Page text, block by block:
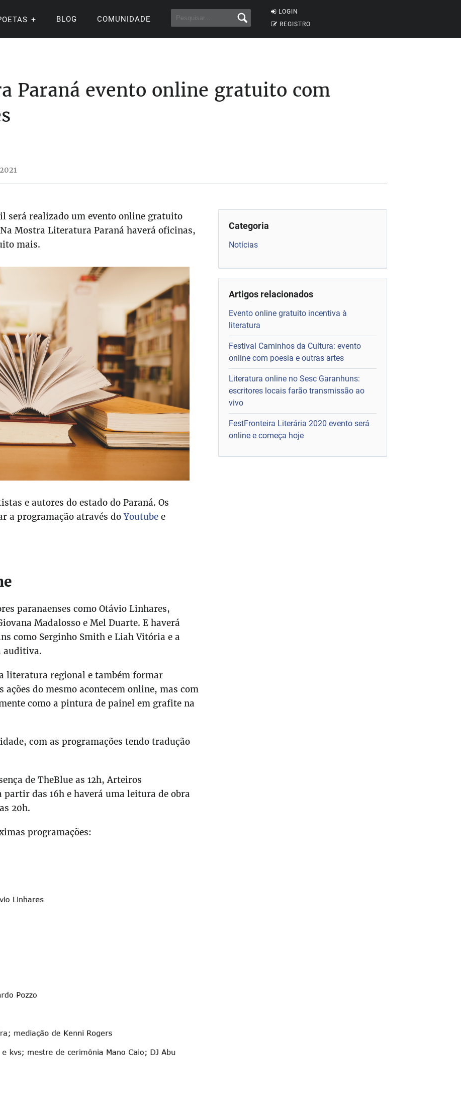
LOGIN
REGISTRO
BLOG COMUNIDADE
Paraná evento online gratuito com
será realizado um evento online gratuito
Mostra Literatura Paraná haverá oficinas,
mais.
e autores do estado do Paraná. Os
a programação através doYoutube e
paranaenses como Otávio Linhares,
Madalosso e Mel Duarte. E haverá
como Serginho Smith e Liah Vitória e a
auditiva.
literatura regional e também formar
do mesmo acontecem online, mas com
como a pintura de painel em grafite na
com as programações tendo tradução
de TheBlue as 12h, Arteiros
das 16h e haverá uma leitura de obra
20h.
programações:
Categoria
Notícias
Artigos relacionados
Evento online gratuito incentiva à
literatura
Festival Caminhos da Cultura: evento
online com poesia e outras artes
Literatura online no Sesc Garanhuns:
escritores locais farão transmissão ao
vivo
FestFronteira Literária 2020 evento será
online e começa hoje